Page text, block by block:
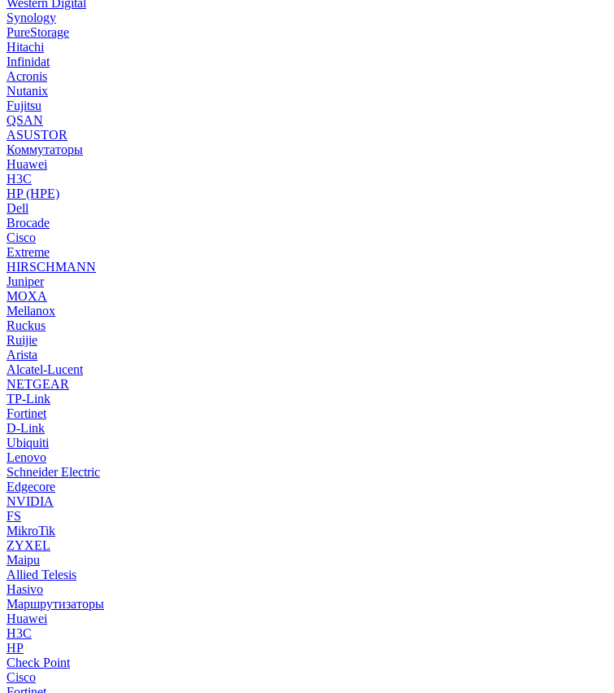
Western Digital
Synology
PureStorage
Hitachi
Infinidat
Acronis
Nutanix
Fujitsu
QSAN
ASUSTOR
Коммутаторы
Huawei
H3C
HP (HPE)
Dell
Brocade
Cisco
Extreme
HIRSCHMANN
Juniper
MOXA
Mellanox
Ruckus
Ruijie
Arista
Alcatel-Lucent
NETGEAR
TP-Link
Fortinet
D-Link
Ubiquiti
Lenovo
Schneider Electric
Edgecore
NVIDIA
FS
MikroTik
ZYXEL
Maipu
Allied Telesis
Hasivo
Маршрутизаторы
Huawei
H3C
HP
Check Point
Cisco